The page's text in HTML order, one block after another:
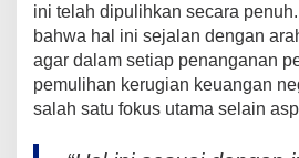
ini telah dipulihkan secara
bahwa hal ini sejalan dengan
agar dalam setiap penanganan
pemulihan kerugian keuangan
salah satu fokus utama selain